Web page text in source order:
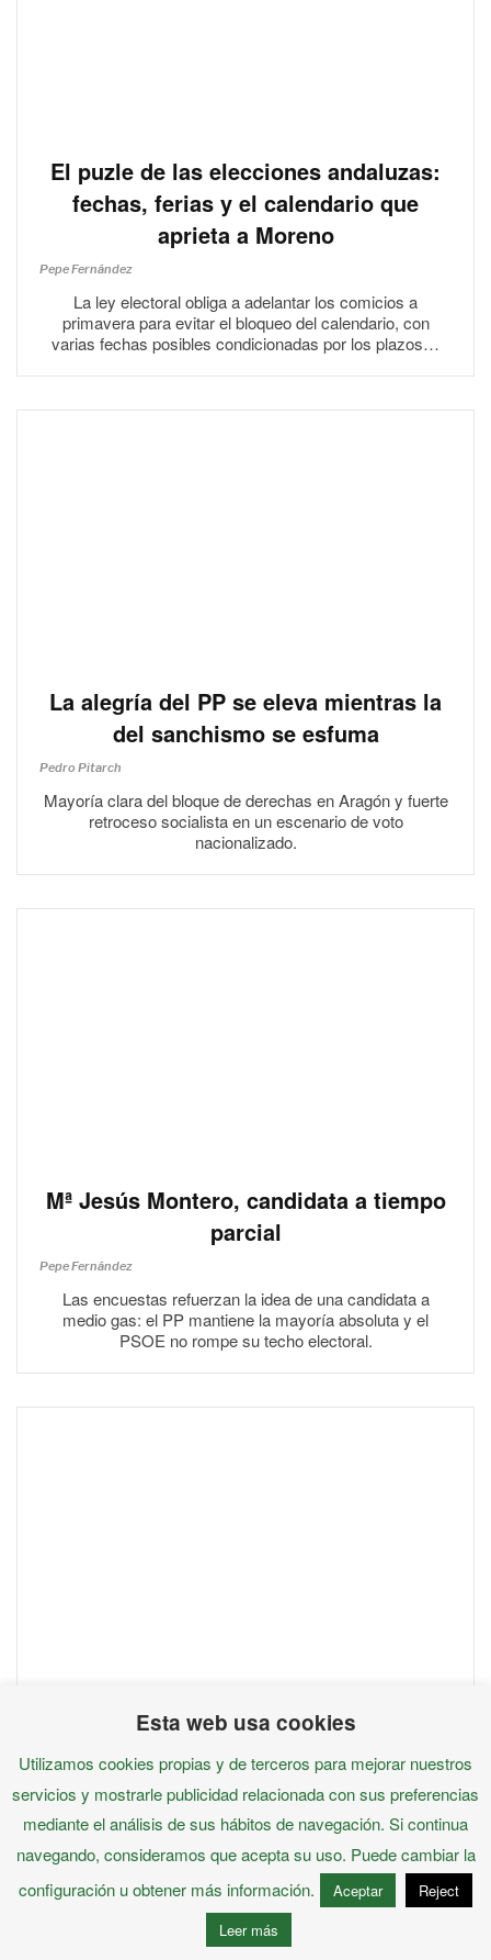
El puzle de las elecciones andaluzas:
fechas, ferias y el calendario que
aprieta a Moreno
Pepe Fernández
La ley electoral obliga a adelantar los comicios a
primavera para evitar el bloqueo del calendario, con
varias fechas posibles condicionadas por los plazos…
La alegría del PP se eleva mientras la
del sanchismo se esfuma
Pedro Pitarch
Mayoría clara del bloque de derechas en Aragón y fuerte
retroceso socialista en un escenario de voto
nacionalizado.
Mª Jesús Montero, candidata a tiempo
parcial
Pepe Fernández
Las encuestas refuerzan la idea de una candidata a
medio gas: el PP mantiene la mayoría absoluta y el
PSOE no rompe su techo electoral.
Alberto Revuelta Lucerga
Oleadas autoritarias y totalitarias, y las claramente
criminales, que ha querido y diseñado planes, para
conseguir rebaños humanos.
Esta web usa cookies
Utilizamos cookies propias y de terceros para mejorar nuestros
servicios y mostrarle publicidad relacionada con sus preferencias
mediante el análisis de sus hábitos de navegación. Si continua
navegando, consideramos que acepta su uso. Puede cambiar la
configuración u obtener más información.
Aceptar
Reject
Leer más